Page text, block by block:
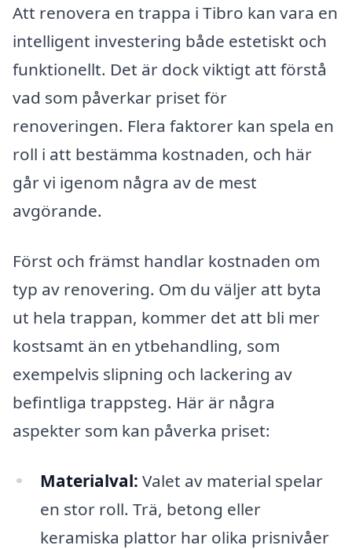
Att renovera en trappa i Tibro kan vara en
intelligent investering både estetiskt och
funktionellt. Det är dock viktigt att förstå
vad som påverkar priset för
renoveringen. Flera faktorer kan spela en
roll i att bestämma kostnaden, och här
går vi igenom några av de mest
avgörande.
Först och främst handlar kostnaden om
typ av renovering. Om du väljer att byta
ut hela trappan, kommer det att bli mer
kostsamt än en ytbehandling, som
exempelvis slipning och lackering av
befintliga trappsteg. Här är några
aspekter som kan påverka priset:
Materialval: Valet av material spelar
en stor roll. Trä, betong eller
keramiska plattor har olika prisnivåer